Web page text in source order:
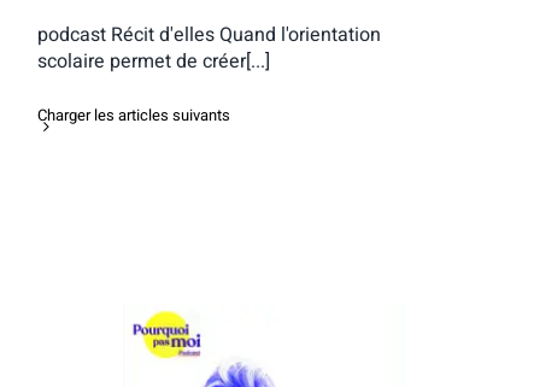
podcast Récit d'elles Quand l'orientation
scolaire permet de créer[...]
Charger les articles suivants